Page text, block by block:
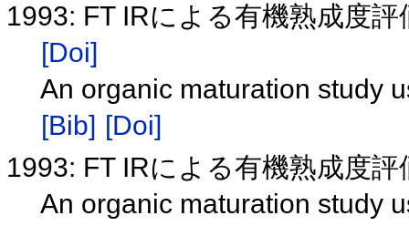
1993: FT IRによる有機熟成度
[Doi]
An organic maturation study
[Bib] [Doi]
1993: FT IRによる有機熟成度
An organic maturation study